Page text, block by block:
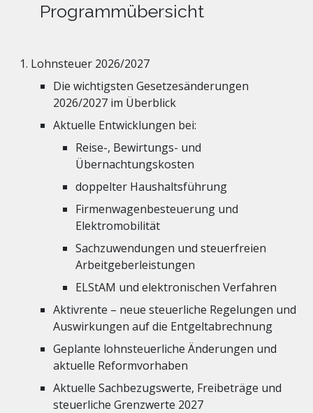
Programmübersicht
Lohnsteuer 2026/2027
Die wichtigsten Gesetzesänderungen
2026/2027 im Überblick
Aktuelle Entwicklungen bei:
Reise-, Bewirtungs- und
Übernachtungskosten
doppelter Haushaltsführung
Firmenwagenbesteuerung und
Elektromobilität
Sachzuwendungen und steuerfreien
Arbeitgeberleistungen
ELStAM und elektronischen Verfahren
Aktivrente – neue steuerliche Regelungen und
Auswirkungen auf die Entgeltabrechnung
Geplante lohnsteuerliche Änderungen und
aktuelle Reformvorhaben
Aktuelle Sachbezugswerte, Freibeträge und
steuerliche Grenzwerte 2027